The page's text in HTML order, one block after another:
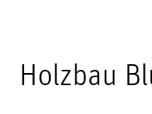
Holzbau